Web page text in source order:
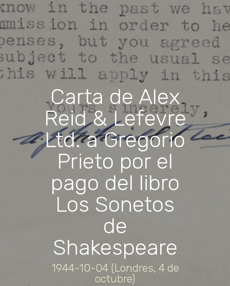
Carta de Alex
Reid & Lefevre
Ltd. a Gregorio
Prieto por el
pago del libro
Los Sonetos
de
Shakespeare
1944-10-04 (Londres, 4 de
octubre)